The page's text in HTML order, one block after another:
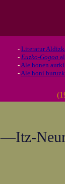
- Literatur
- Euzko-Gogoa
-Ale honen
-Ale honi
—Itz-